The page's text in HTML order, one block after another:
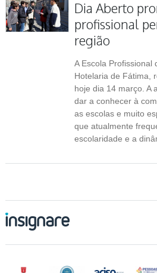
Dia Aberto
profissional
região
A Escola Profissional
Hotelaria de Fátima,
hoje dia 14 março. A
dar a conhecer à
as escolas e muito
que atualmente
escolaridade e a